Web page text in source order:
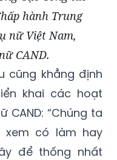
hành Trung
nữ Việt Nam,
CAND.
cũng khẳng định
khai các hoạt
CAND: “Chúng ta
xem có làm hay
để thống nhất